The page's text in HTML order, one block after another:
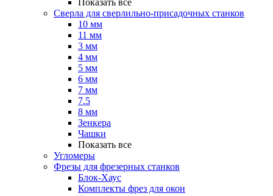
Показать все
Сверла для сверлильно-присадочных станков
10 мм
11 мм
3 мм
4 мм
5 мм
6 мм
7 мм
7.5
8 мм
Зенкера
Чашки
Показать все
Угломеры
Фрезы для фрезерных станков
Блок-Хаус
Комплекты фрез для окон